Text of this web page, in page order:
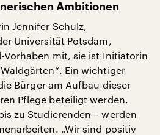
Ambitionen
Jennifer Schulz,
Universität Potsdam,
Vorhaben mit, sie ist Initiatorin
Ein wichtiger
Bürger am Aufbau dieser
Pflege beteiligt werden.
zu Studierenden – werden
„Wir sind positiv